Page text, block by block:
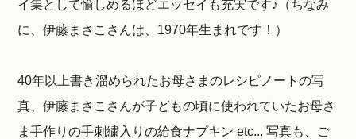
イ集として愉しめるほどエッセイも充実です♪（ちなみ
に、伊藤まさこさんは、1970年生まれです！）
40年以上書き溜められたお母さまのレシピノートの写
真、伊藤まさこさんが子どもの頃に使われていたお母さ
ま手作りの手刺繍入りの給食ナプキン etc... 写真も、ご